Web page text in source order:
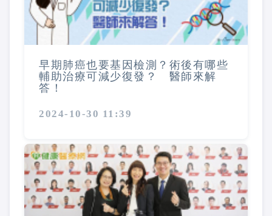
早期肺癌也要基因檢測？術後有哪些
輔助治療可減少復發？ 醫師來解
答！
2024-10-30 11:39